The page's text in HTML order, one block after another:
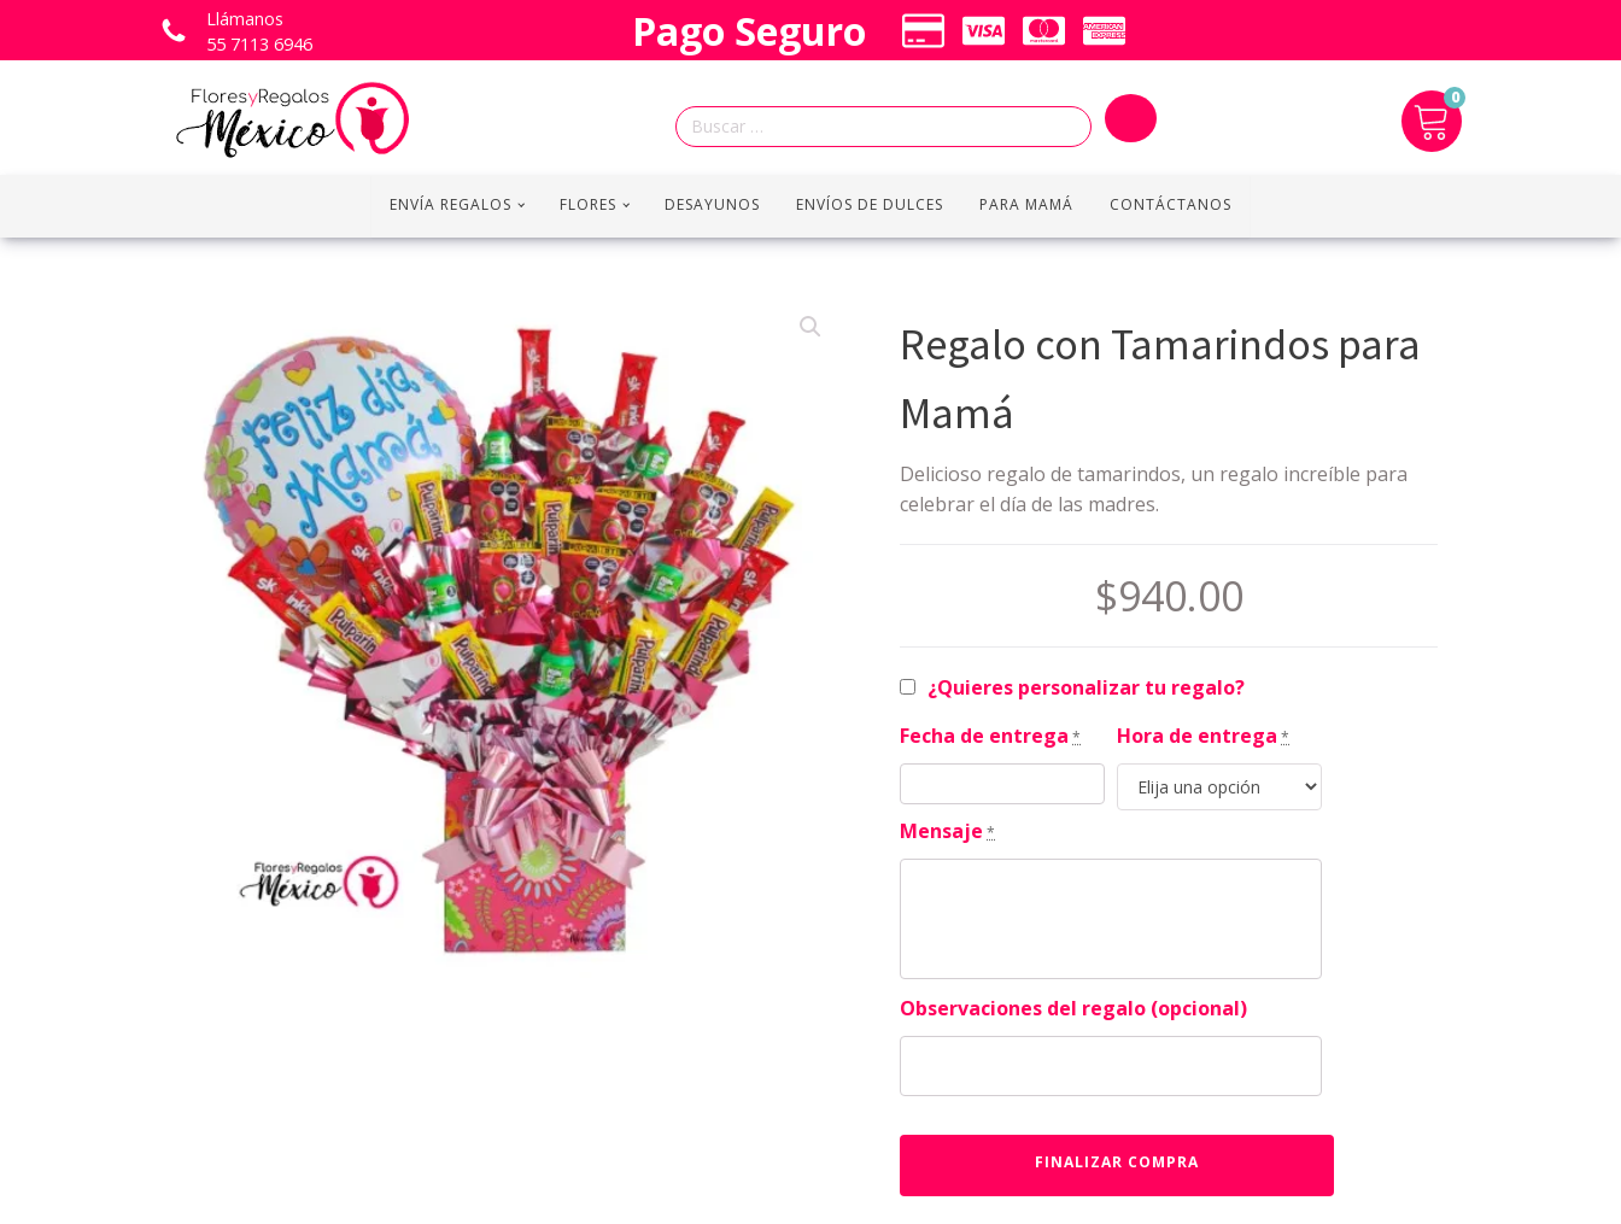
Llámanos
55 7113 6946
Pago Seguro
Buscar: 0
ENVÍA REGALOS FLORES DESAYUNOS ENVÍOS DE DULCES PARA MAMÁ CONTÁCTANOS
Regalo con Tamarindos para
Mamá
Delicioso regalo de tamarindos, un regalo increíble para
celebrar el día de las madres.
$940.00
¿Quieres personalizar tu regalo?
Fecha de entrega * Hora de entrega *
Mensaje *
Observaciones del regalo (opcional)
FINALIZAR COMPRA